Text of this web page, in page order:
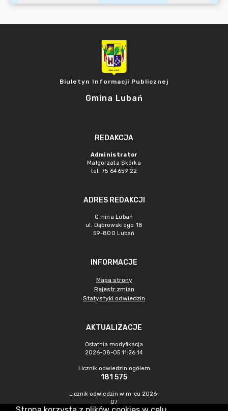
Biuletyn Informacji Publicznej
Gmina Lubań
REDAKCJA
Administrator
Małgorzata Skórka
tel. 75 64659 22
ADRES REDAKCJI
Gmina Lubań
ul. Dąbrowskiego 18
59-800 Lubań
INFORMACJE
Mapa strony
Rejestr zmian
Statystyki odwiedzin
AKTUALIZACJE
Ostatnia modyfikacja
2026-08-05 11:26:14
Licznik odwiedzin ogółem
181 575
Licznik odwiedzin w m-cu 2026-
07